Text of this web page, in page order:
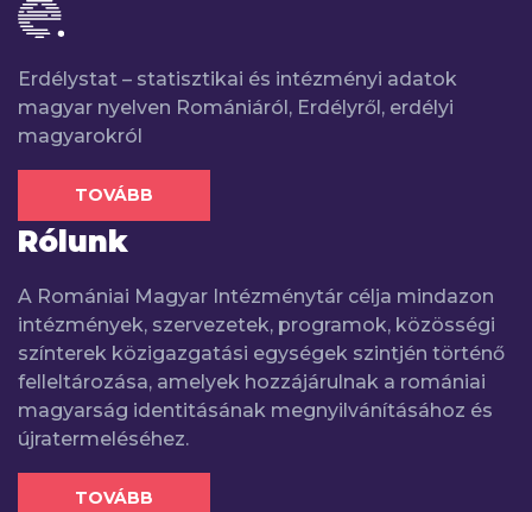
Erdélystat – statisztikai és intézményi adatok
magyar nyelven Romániáról, Erdélyről, erdélyi
magyarokról
TOVÁBB
Rólunk
A Romániai Magyar Intézménytár célja mindazon
intézmények, szervezetek, programok, közösségi
színterek közigazgatási egységek szintjén történő
felleltározása, amelyek hozzájárulnak a romániai
magyarság identitásának megnyilvánításához és
újratermeléséhez.
TOVÁBB